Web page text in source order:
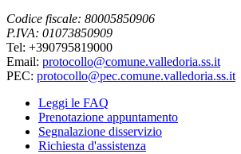
Codice fiscale: 80005850906
P.IVA: 01073850909
Tel: +390795819000
Email: protocollo@comune.valledoria.ss.it
PEC: protocollo@pec.comune.valledoria.ss.it
Leggi le FAQ
Prenotazione appuntamento
Segnalazione disservizio
Richiesta d'assistenza